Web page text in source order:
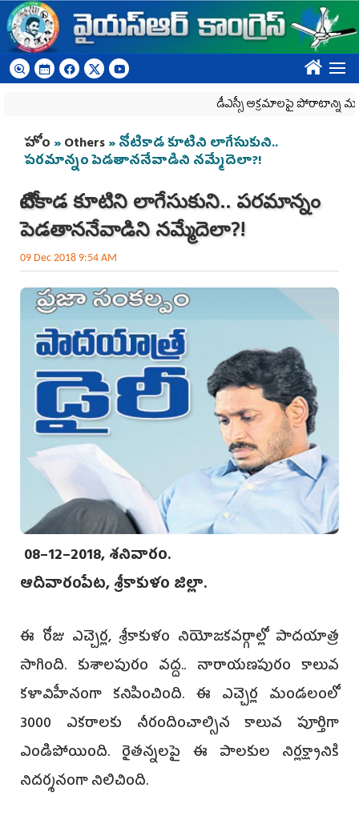
Skip to main content
????
డీఎస్సీ అక్రమాలపై పోరాటాన్ని మరింత
You are here
హోం »Others» నోటికాడ కూటిని లాగేసుకుని..
పరమాన్నం పెడతాననేవాడిని నమ్మేదెలా?!
నోటికాడ కూటిని లాగేసుకుని.. పరమాన్నం
పెడతాననేవాడిని నమ్మేదెలా?!
09 Dec 2018 9:54 AM
08–12–2018, శనివారం.
ఆదివారంపేట, శ్రీకాకుళం జిల్లా.
ఈ రోజు ఎచ్చెర్ల, శ్రీకాకుళం నియోజకవర్గాల్లో పాదయాత్ర
సాగింది. కుశాలపురం వద్ద.. నారాయణపురం కాలువ
కళావిహీనంగా కనిపించింది. ఈ ఎచ్చెర్ల మండలంలో
3000 ఎకరాలకు నీరందించాల్సిన కాలువ పూర్తిగా
ఎండిపోయింది. రైతన్నలపై ఈ పాలకుల నిర్లక్ష్యానికి
నిదర్శనంగా నిలిచింది.